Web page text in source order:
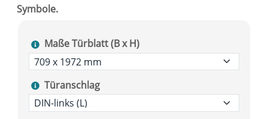
Maße Türblatt (B x H)
Türanschlag